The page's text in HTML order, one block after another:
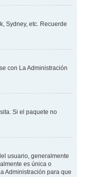
Sydney, etc. Recuerde
con La Administración
Si el paquete no
usuario, generalmente
es única o
Administración para que